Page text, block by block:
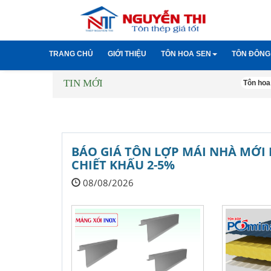
TRANG CHỦ GIỚI THIỆU TÔN HOA SEN
Tôn cách nhiệt hoa sen
TÔN
Tôn
TIN MỚI Tôn hoa sen 4
BÁO GIÁ TÔN LỢP MÁI NHÀ
CHIẾT KHẤU 2-5%
08/08/2026